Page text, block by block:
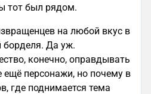
тот был рядом.
на любой вкус в
борделя. Да уж.
конечно, оправдывать
ещё персонажи, но почему в
где поднимается тема